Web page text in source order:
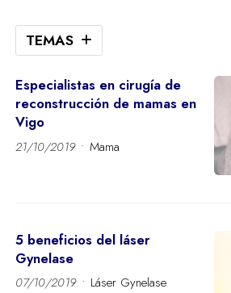
TEMAS
Especialistas en cirugía de
reconstrucción de mamas en
Vigo
21/10/2019 Mama
5 beneficios del láser
Gynelase
07/10/2019 Láser Gynelase